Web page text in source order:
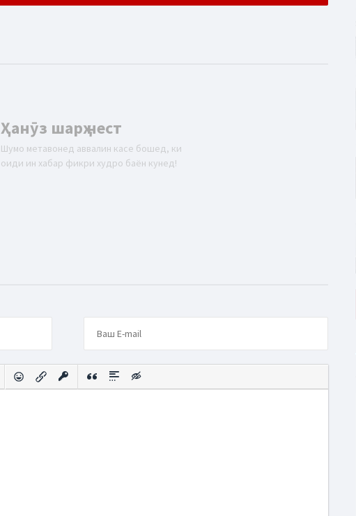
Ҳанӯз шарҳ нест
Шумо метавонед аввалин касе бошед, ки
оиди ин хабар фикри худро баён кунед!